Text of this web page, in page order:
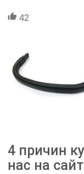
42
4 причин
нас на